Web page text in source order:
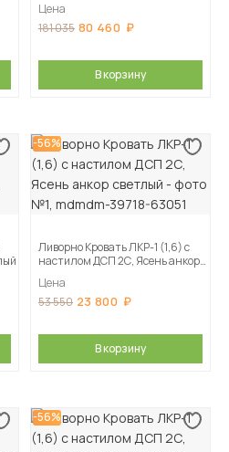
Цена
181 035 80 460
В корзину
-56%
Ливорно Кровать ЛКР-1 (1,6) с
настилом ДСП 2С, Ясень анкор
Цена
53 550 23 800
В корзину
-56%